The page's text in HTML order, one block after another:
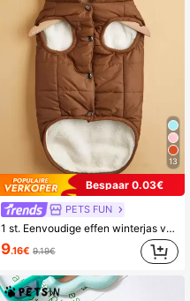
13
Bespaar 0.03€
PETS FUN
1 st. Eenvoudige effen winterjas voor huisdieren met thermische voering, winddicht voor grote honden zoals Golden Retrievers, voor buiten
9.16€ 9.19€